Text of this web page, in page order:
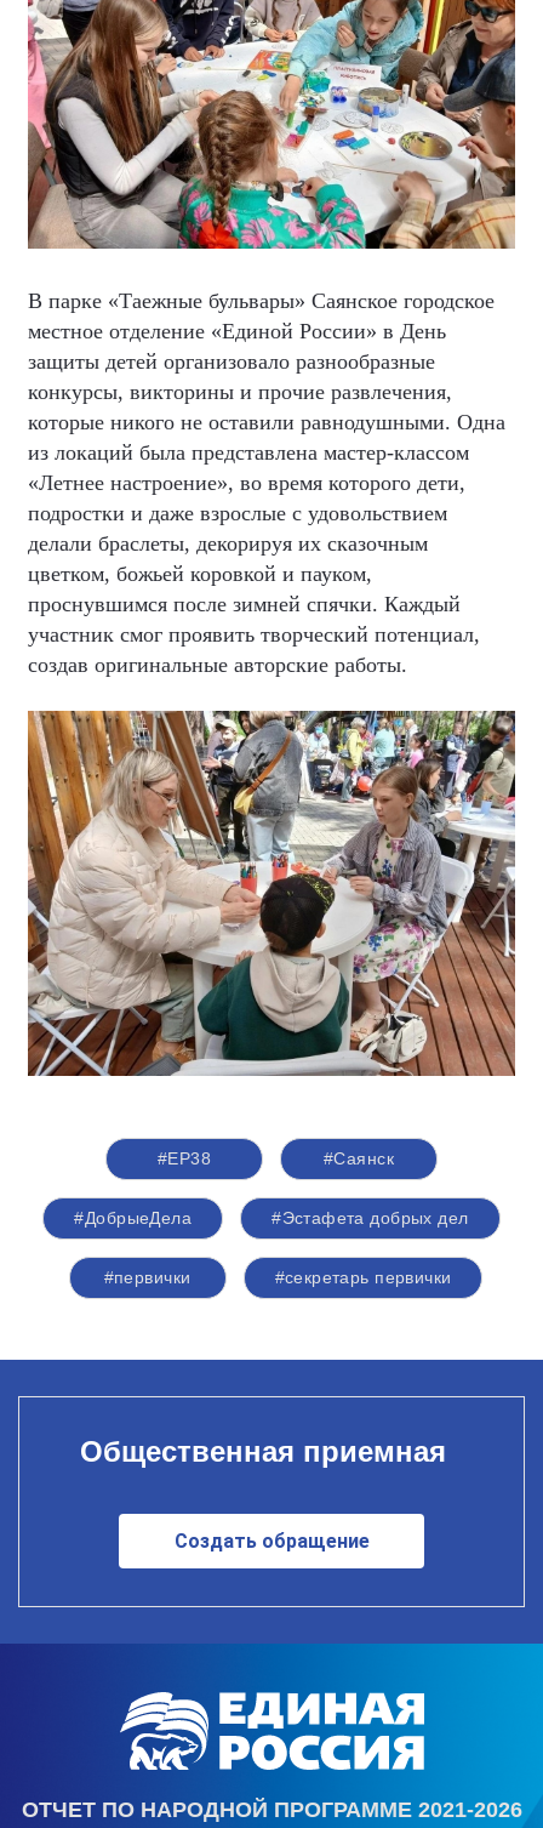
В парке «Таежные бульвары» Саянское городское
местное отделение «Единой России» в День
защиты детей организовало разнообразные
конкурсы, викторины и прочие развлечения,
которые никого не оставили равнодушными. Одна
из локаций была представлена мастер-классом
«Летнее настроение», во время которого дети,
подростки и даже взрослые с удовольствием
делали браслеты, декорируя их сказочным
цветком, божьей коровкой и пауком,
проснувшимся после зимней спячки. Каждый
участник смог проявить творческий потенциал,
создав оригинальные авторские работы.
#ЕР38 #Саянск
#ДобрыеДела #Эстафета добрых дел
#первички #секретарь первички
Общественная приемная
Создать обращение
ОТЧЕТ ПО НАРОДНОЙ ПРОГРАММЕ 2021-2026